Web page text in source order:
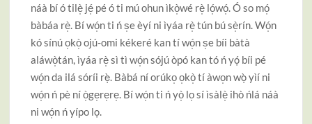
náà bí ó tilè̩ jé̩ pé ó ti mú ohun ìkò̩wé rè̩ ló̩wó̩. Ó so mó̩
bàbáa rè̩. Bí wó̩n ti ń s̩e èyí ni ìyáa rè̩ tún bú sè̩rín. Wó̩n
kó sínú o̩kò̩ ojú-omi kékeré kan tí wó̩n s̩e bíi bàtà
aláwò̩tán, ìyáa rè̩ sì tì wó̩n sójú òpó kan tó ń yọ́ bíi pé
wó̩n da ilá sóríi rẹ̀. Bàbá ní orúko̩ o̩kò̩ tí àwo̩n wọ̀ yìí ni
wó̩n ń pè ní ò̩ge̩re̩re̩. Bí wó̩n ti ń yò̩ lo̩ sí ìsàlè̩ ihò ńlá náà
ni wó̩n ń yípo lọ.